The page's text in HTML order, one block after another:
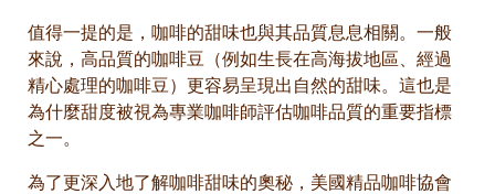
值得一提的是，咖啡的甜味也與其品質息息相關。一般
來說，高品質的咖啡豆（例如生長在高海拔地區、經過
精心處理的咖啡豆）更容易呈現出自然的甜味。這也是
為什麼甜度被視為專業咖啡師評估咖啡品質的重要指標
之一。
為了更深入地了解咖啡甜味的奧秘，美國精品咖啡協會